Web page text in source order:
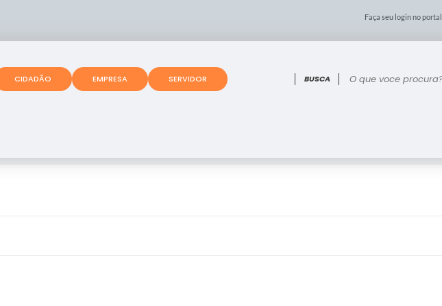
Faça seu login no portal
O que voce procura?
CIDADÃO EMPRESA SERVIDOR